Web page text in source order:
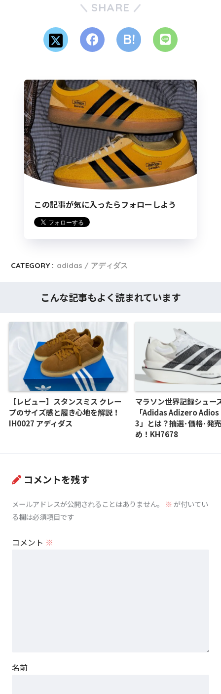
SHARE
この記事が気に入ったらフォローしよう
CATEGORY : adidas / アディダス
こんな記事もよく読まれています
【レビュー】スタンスミス クレー
プのサイズ感と履き心地を解説！
IH0027 アディダス
マラソン世界記録シュー
「Adidas Adizero
3」とは？抽選･価格･発
め！KH7678
コメントを残す
メールアドレスが公開されることはありません。 ※が付いてい
る欄は必須項目です
コメント ※
名前